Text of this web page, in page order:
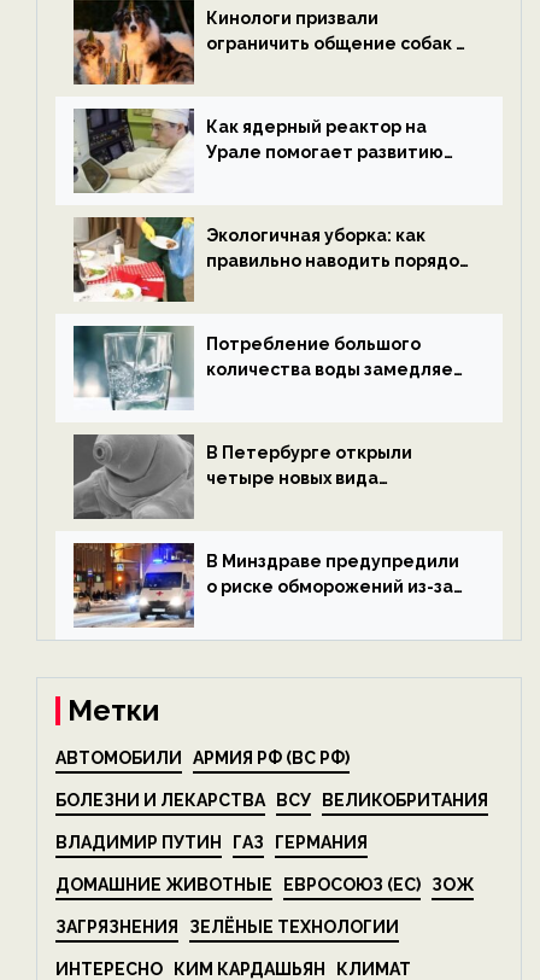
ECOportal
Кинологи призвали
ограничить общение собак с
ECOportal
Как ядерный реактор на
Урале помогает развитию
ECOportal
Экологичная уборка: как
правильно наводить порядок
Потребление большого
количества воды замедляет
В Петербурге открыли
четыре новых вида
экологии на ECOportal
В Минздраве предупредили
о риске обморожений из-за
на ECOportal
Метки
АВТОМОБИЛИ АРМИЯ РФ (ВС РФ)
БОЛЕЗНИ И ЛЕКАРСТВА ВСУ ВЕЛИКОБРИТАНИЯ
ВЛАДИМИР ПУТИН ГАЗ ГЕРМАНИЯ
ДОМАШНИЕ ЖИВОТНЫЕ ЕВРОСОЮЗ (ЕС) ЗОЖ
ЗАГРЯЗНЕНИЯ ЗЕЛЁНЫЕ ТЕХНОЛОГИИ
ИНТЕРЕСНО КИМ КАРДАШЬЯН КЛИМАТ